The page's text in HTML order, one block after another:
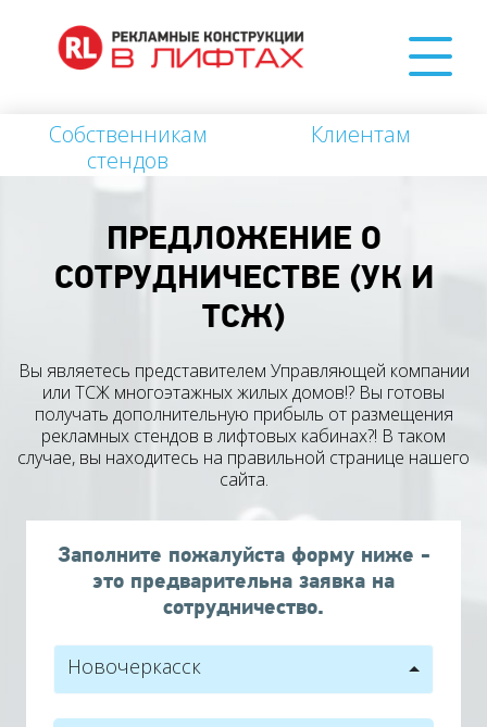
Собственникам
стендов
Клиентам
ПРЕДЛОЖЕНИЕ О
СОТРУДНИЧЕСТВЕ (УК И
ТСЖ)
Вы являетесь представителем Управляющей компании
или ТСЖ многоэтажных жилых домов!? Вы готовы
получать дополнительную прибыль от размещения
рекламных стендов в лифтовых кабинах?! В таком
случае, вы находитесь на правильной странице нашего
сайта.
Заполните пожалуйста форму ниже -
это предварительна заявка на
сотрудничество.
Новочеркасск